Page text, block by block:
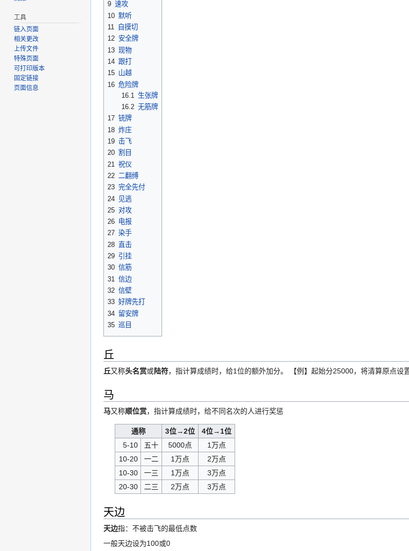
9 速攻
10 默听
11
自摸切
12 安全牌
13 现物
14 跟打
15 山越
16 危险牌
16.1 生张牌
16.2 无筋牌
17 铳牌
18 炸庄
19 击飞
20 割目
21 祝仪
22 二翻缚
23 完全先付
24 见逃
25 对攻
26 电报
27 染手
28 直击
29 引挂
30 信筋
31
信边
32 信壁
33 好牌先打
34 留安牌
35 巡目
丘
丘又称头名赏或陆符，指计算成绩时，给1位的额外加分。 【例】起始分25000，将清算原点设
马
马又称顺位赏，指计算成绩时，给不同名次的人进行奖惩
通称 3位→2位
4位→1位
5-10
五十 5000点
1万点
10-20
一二 1万点
2万点
10-30
一三 1万点
3万点
20-30
二三 2万点 3万点
天边
天边指：不被击飞的最低点数
一般天边设为100或0
工具
链入页面
相关更改
上传文件
特殊页面
可打印版本
固定链接
页面信息